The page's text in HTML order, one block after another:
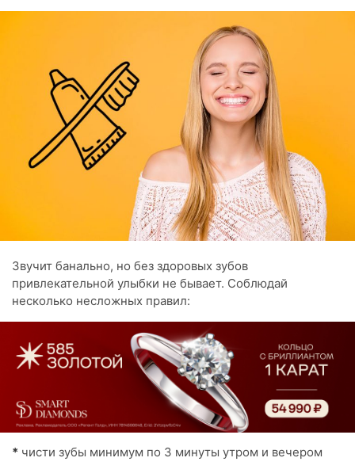
Звучит банально, но без здоровых зубов
привлекательной улыбки не бывает. Соблюдай
несколько несложных правил:
* чисти зубы минимум по 3 минуты утром и вечером